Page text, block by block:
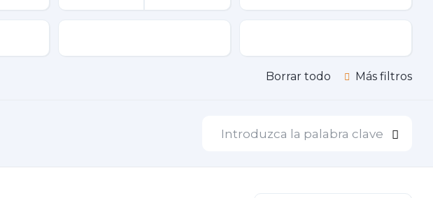
Borrar todo Más filtros